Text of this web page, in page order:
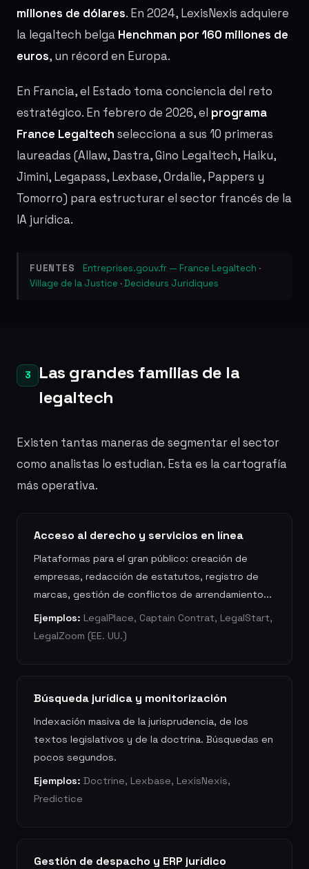
millones de dólares. En 2024, LexisNexis adquiere
la legaltech belga Henchman por 160 millones de
euros, un récord en Europa.
En Francia, el Estado toma conciencia del reto
estratégico. En febrero de 2026, el programa
France Legaltech selecciona a sus 10 primeras
laureadas (Allaw, Dastra, Gino Legaltech, Haiku,
Jimini, Legapass, Lexbase, Ordalie, Pappers y
Tomorro) para estructurar el sector francés de la
IA jurídica.
FUENTES Entreprises.gouv.fr — France Legaltech ·
Village de la Justice ·Decideurs Juridiques
3
Las grandes familias de la
legaltech
Existen tantas maneras de segmentar el sector
como analistas lo estudian. Esta es la cartografía
más operativa.
Acceso al derecho y servicios en línea
Plataformas para el gran público: creación de
empresas, redacción de estatutos, registro de
marcas, gestión de conflictos de arrendamiento...
Ejemplos: LegalPlace, Captain Contrat, LegalStart,
LegalZoom (EE. UU.)
Búsqueda jurídica y monitorización
Indexación masiva de la jurisprudencia, de los
textos legislativos y de la doctrina. Búsquedas en
pocos segundos.
Ejemplos: Doctrine, Lexbase, LexisNexis,
Predictice
Gestión de despacho y ERP jurídico